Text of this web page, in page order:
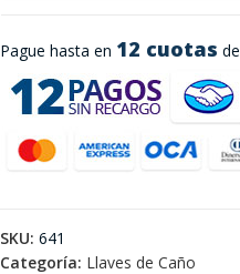
Pague hasta en 12 cuotas de
SKU: 641
Categoría: Llaves de Caño